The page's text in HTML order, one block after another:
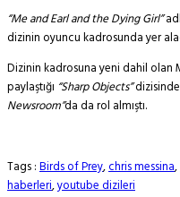
“Me and Earl and the Dying Girl”
dizinin oyuncu kadrosunda yer
Dizinin kadrosuna yeni dahil olan
paylaştığı “Sharp Objects”dizisinde
Newsroom”da da rol almıştı.
Tags :Birds of Prey,chris messina,
haberleri,youtube dizileri